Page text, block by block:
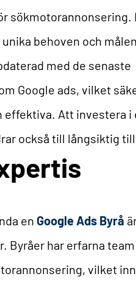
sökmotorannonsering.
behoven och
med de senaste
Google ads, vilket
Att investera i
också till långsiktig
en Google Ads Byrå
har erfarna
vilket